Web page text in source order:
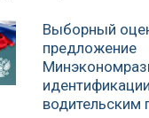
Выборный
предложение
водительским